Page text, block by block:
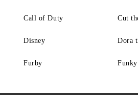
Call of Duty Cut
Disney Dora
Furby